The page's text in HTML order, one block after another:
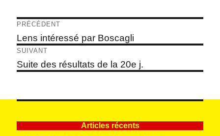
Navigation
de
l’article
PRÉCÉDENT
Article
précédent :
Lens intéressé par Boscagli
SUIVANT
Article
suivant :
Suite des résultats de la 20e j.
Articles récents